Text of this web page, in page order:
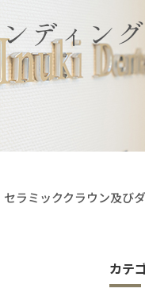
ディン
セラミッククラウン及び
カテ